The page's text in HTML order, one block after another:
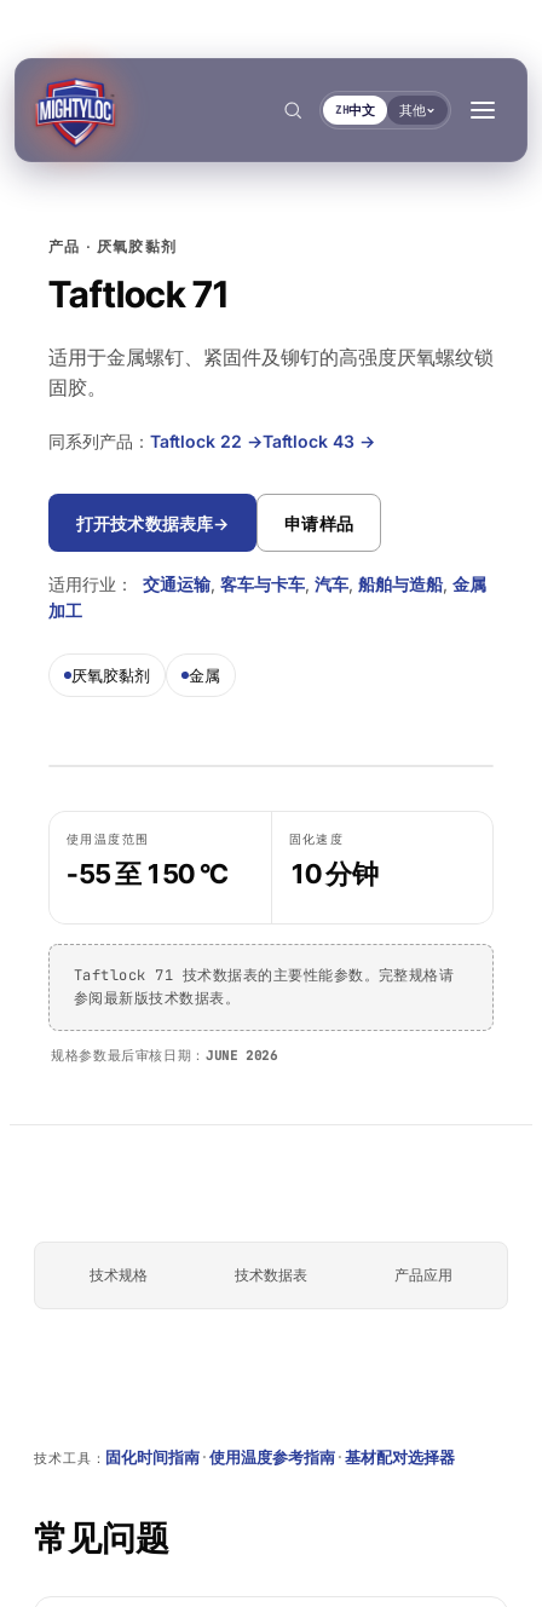
ZH中文 其他
Krystal 1000 UV胶
Krystal 3000
Krystal 4000 UV胶
Taftflex 6221
AFT 1080GF
AFT 1120GF
AFT 1200GF 丙烯酸泡棉胶带
AFT 2064WF 丙烯酸泡棉胶带
浏览更多→
→
建筑
DIY
标识标牌
木工
汽车售后市场
船舶与游艇
金属螺纹装配件
玻璃与陶瓷
塑料（非PP/PE）
复合材料与玻璃纤维
文件
TDS资料库 按系列
安全数据表
工具
基材选择器
固化时间指南
使用温度指南
合规性
产品 · 厌氧胶黏剂
Taftlock 71
适用于金属螺钉、紧固件及铆钉的高强度厌氧螺纹锁
固胶。
同系列产品： Taftlock 22 →Taftlock 43 →
打开技术数据表库→ 申请样品
适用行业： 交通运输, 客车与卡车, 汽车, 船舶与造船, 金属
加工
厌氧胶黏剂 金属
使用温度范围
-55 至 150 °C
固化速度
10 分钟
Taftlock 71 技术数据表的主要性能参数。完整规格请
参阅最新版技术数据表。
规格参数最后审核日期： JUNE 2026
技术规格 技术数据表 产品应用
技术工具： 固化时间指南·使用温度参考指南·基材配对选择器
常见问题